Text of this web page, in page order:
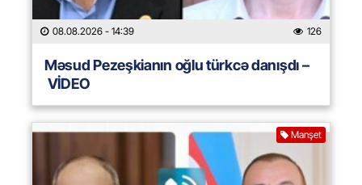
08.08.2026 - 14:39 126
Məsud Pezeşkianın oğlu türkcə danışdı –
VİDEO
Manşet